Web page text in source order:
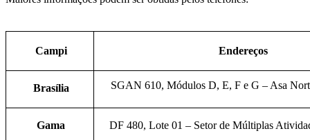
Campi Endereços
Brasília SGAN 610, Módulos D, E, F e G – Asa
Gama DF 480, Lote 01 – Setor de Múltiplas